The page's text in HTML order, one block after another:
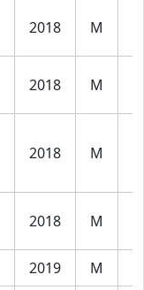
2018 M
2018 M
2018 M
2018 M
2019 M